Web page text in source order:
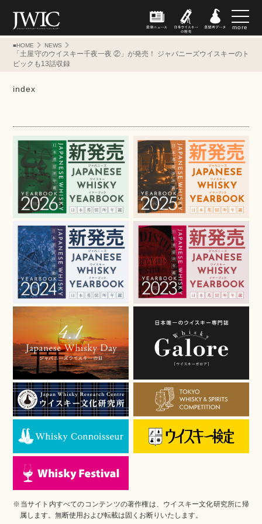
more
■HOME NEWS
「土屋守のウイスキー千夜一夜 ②」が発売！ ジャパニーズウイスキーのト
ピックも13話収録
index
※当サイト内すべてのコンテンツの著作権は、ウイスキー文化研究所に帰
属します。無断使用および転載は固くお断りいたします。